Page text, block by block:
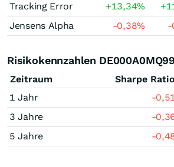
Tracking Error
+13,34%
Jensens Alpha
-0,38% -
Risikokennzahlen
Zeitraum Sharpe Ratio
1 Jahr
-
3 Jahre
-
5 Jahre
-